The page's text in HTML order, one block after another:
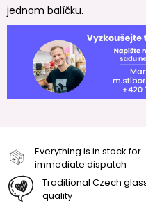
jednom balíčku.
Everything is in stock for
immediate dispatch
Traditional Czech
quality